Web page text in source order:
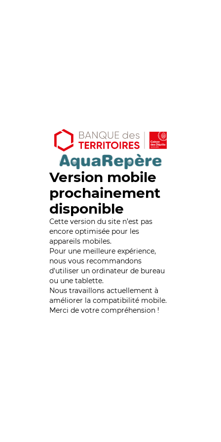
Version mobile
prochainement
disponible
Cette version du site n’est pas
encore optimisée pour les
appareils mobiles.
Pour une meilleure expérience,
nous vous recommandons
d'utiliser un ordinateur de bureau
ou une tablette.
Nous travaillons actuellement à
améliorer la compatibilité mobile.
Merci de votre compréhension !